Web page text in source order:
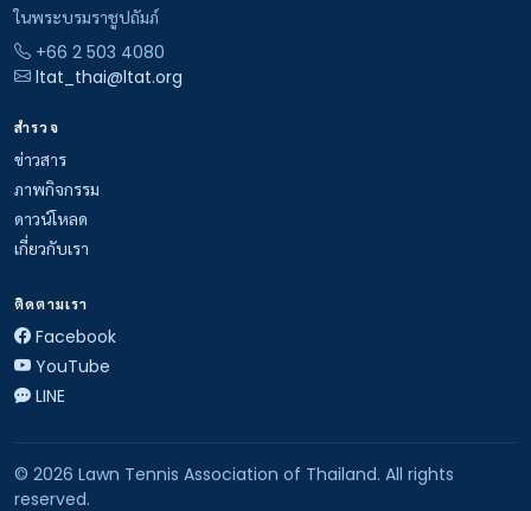
ในพระบรมราชูปถัมภ์
+66 2 503 4080
ltat_thai@ltat.org
สำรวจ
ข่าวสาร
ภาพกิจกรรม
ดาวน์โหลด
เกี่ยวกับเรา
ติดตามเรา
Facebook
YouTube
LINE
© 2026 Lawn Tennis Association of Thailand. All rights
reserved.